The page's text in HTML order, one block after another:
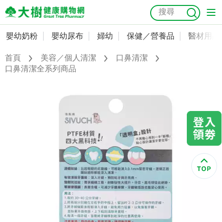
嬰幼奶粉
嬰幼尿布
抗菌 尿布 大樹獨家
會員資料及密碼修改
常用收件人清單
嬰幼奶粉 嬰幼尿布 婦幼 保健／營養品 醫材用品
首頁 美容／個人清潔
口鼻清潔
口鼻清潔全系列商品